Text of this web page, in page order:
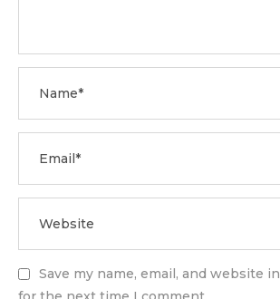
Save my name, email, and website